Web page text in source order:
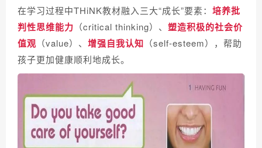
在学习过程中THiNK教材融入三大“成长”要素： 培养批
判性思维能力 （critical thinking）、 塑造积极的社会价
值观 （value）、 增强自我认知 （self-esteem），帮助
孩子更加健康顺利地成长。